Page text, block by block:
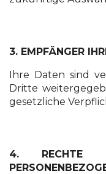
3. EMPFÄNGER
Ihre Daten sind
Dritte
gesetzliche
4. RECHTE